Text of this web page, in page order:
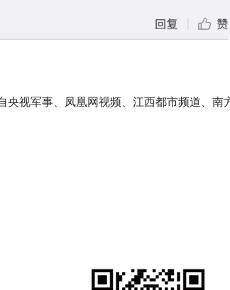
央视军事、凤凰网视频、江西都市频道、南